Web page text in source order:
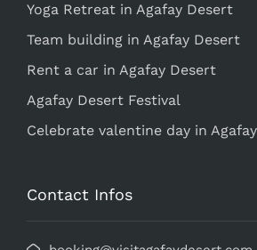
Yoga Retreat in Agafay Desert
Team building in Agafay Desert
Rent a car in Agafay Desert
Agafay Desert Festival
Celebrate valentine day in
Contact Infos